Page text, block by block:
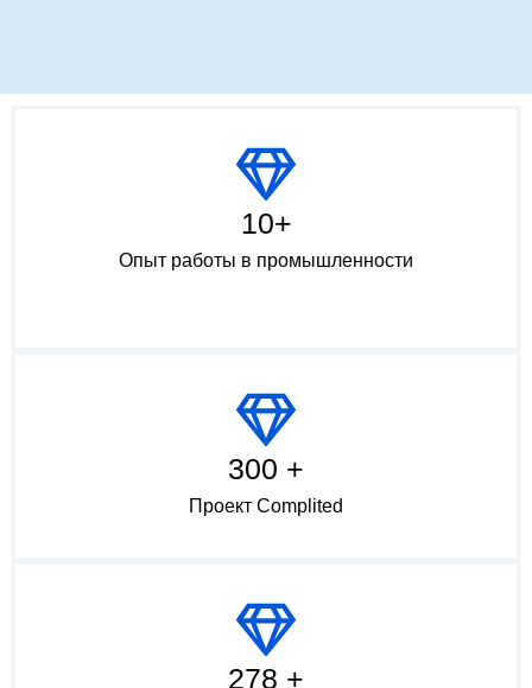
10+
Опыт работы в промышленности
300 +
Проект Complited
278 +